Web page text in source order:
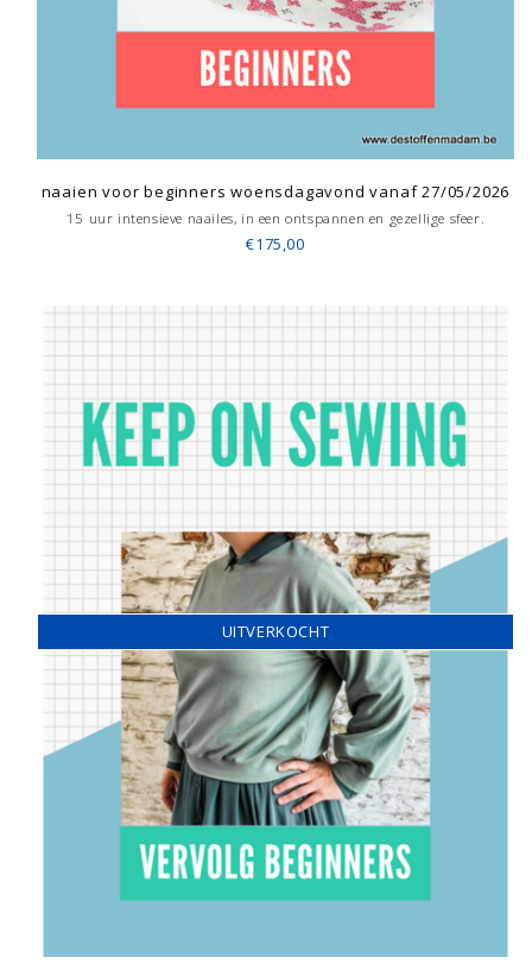
naaien voor beginners woensdagavond vanaf 27/05/2026
15 uur intensieve naailes, in een ontspannen en gezellige sfeer.
€175,00
UITVERKOCHT